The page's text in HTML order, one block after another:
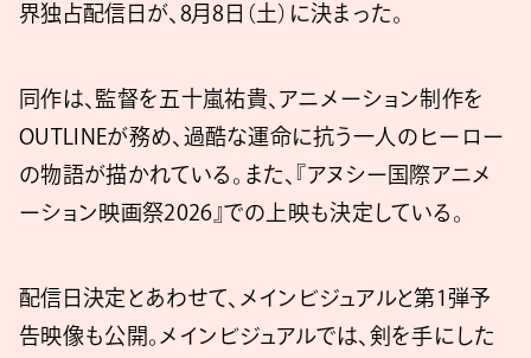
界独占配信日が、8月8日（土）に決まった。
同作は、監督を五十嵐祐貴、アニメーション制作を
OUTLINEが務め、過酷な運命に抗う一人のヒーロー
の物語が描かれている。また、『アヌシー国際アニメ
ーション映画祭2026』での上映も決定している。
配信日決定とあわせて、メインビジュアルと第1弾予
告映像も公開。メインビジュアルでは、剣を手にした